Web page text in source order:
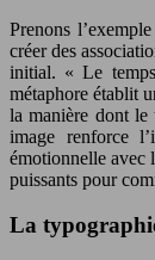
Prenons
créer des
initial. « Le
métaphore établit
la manière dont le
image renforce
émotionnelle avec
puissants pour
La